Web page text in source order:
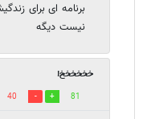
برنامه ای برای
نیست دیگه
خخخخخخ!
81
40